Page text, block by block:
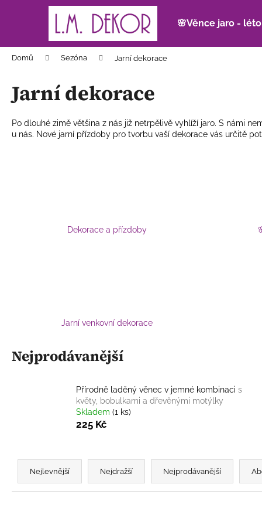
🌸Věnce jaro -
Domů Sezóna Jarní dekorace
Jarní dekorace
Po dlouhé zimě většina z nás již netrpělivě vyhlíží jaro. S námi
u nás. Nové jarní přízdoby pro tvorbu vaší dekorace vás určitě
Dekorace a přízdoby
Jarní venkovní dekorace
Nejprodávanější
Přírodně laděný věnec v jemné kombinaci s
květy, bobulkami a dřevěnými motýlky
Skladem (1 ks)
225 Kč
Ř
z
Nejlevnější Nejdražší Nejprodávanější
í
do
do